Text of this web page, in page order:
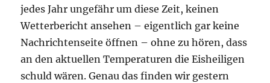
jedes Jahr ungefähr um diese Zeit, keinen
Wetterbericht ansehen – eigentlich gar keine
Nachrichtenseite öffnen – ohne zu hören, dass
an den aktuellen Temperaturen die Eisheiligen
schuld wären. Genau das finden wir gestern